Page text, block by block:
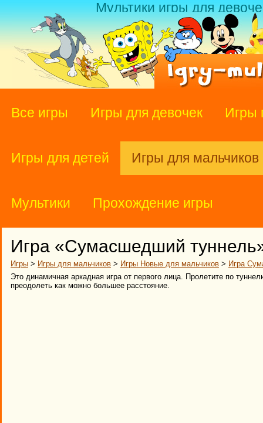
Мультики игры для
Все игры Игры для девочек Игры
Игры для детей Игры для мальчиков
Мультики Прохождение игры
Игра «Сумасшедший
Игры > Игры для мальчиков > Игры Новые для мальчиков > Игра
Это динамичная аркадная игра от первого лица. Пролетите по
преодолеть как можно большее расстояние.